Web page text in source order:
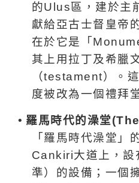
的Ulus區，建於主
獻給亞古士督皇帝
在於它是「
其上用拉丁及希臘
（testament）。
度被改為一個禮拜
• 羅馬時代的澡堂
「羅馬時代澡堂」
Cankiri大道上，設
準）的設備；一個